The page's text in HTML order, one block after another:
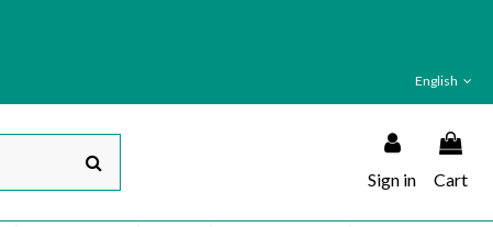
English
Sign in Cart